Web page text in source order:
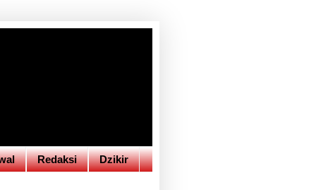
Redaksi Dzikir